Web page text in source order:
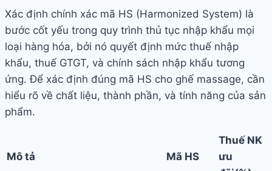
Xác định chính xác mã HS (Harmonized System) là
bước cốt yếu trong quy trình thủ tục nhập khẩu mọi
loại hàng hóa, bởi nó quyết định mức thuế nhập
khẩu, thuế GTGT, và chính sách nhập khẩu tương
ứng. Để xác định đúng mã HS cho ghế massage, cần
hiểu rõ về chất liệu, thành phần, và tính năng của sản
phẩm.
Mô tả Mã HS
Thuế NK
ưu